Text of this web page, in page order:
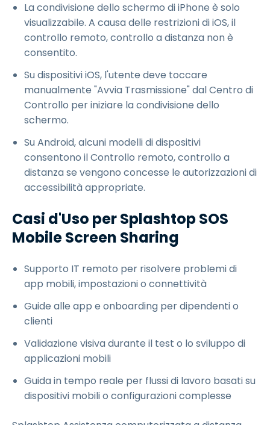
La condivisione dello schermo di iPhone è solo
visualizzabile. A causa delle restrizioni di iOS, il
controllo remoto, controllo a distanza non è
consentito.
Su dispositivi iOS, l'utente deve toccare
manualmente "Avvia Trasmissione" dal Centro di
Controllo per iniziare la condivisione dello
schermo.
Su Android, alcuni modelli di dispositivi
consentono il Controllo remoto, controllo a
distanza se vengono concesse le autorizzazioni di
accessibilità appropriate.
Casi d'Uso per Splashtop SOS
Mobile Screen Sharing
Supporto IT remoto per risolvere problemi di
app mobili, impostazioni o connettività
Guide alle app e onboarding per dipendenti o
clienti
Validazione visiva durante il test o lo sviluppo di
applicazioni mobili
Guida in tempo reale per flussi di lavoro basati su
dispositivi mobili o configurazioni complesse